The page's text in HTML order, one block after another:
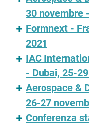
30 novembre
Formnext -
2021
IAC
- Dubai, 25-
Aerospace &
26-27
Conferenza